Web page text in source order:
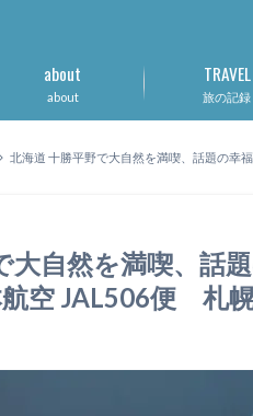
about
about
旅の記録
TRAVEL
北海道 十勝平野で大自然を満喫、話題の
大自然を満喫、話
空 JAL506便 札